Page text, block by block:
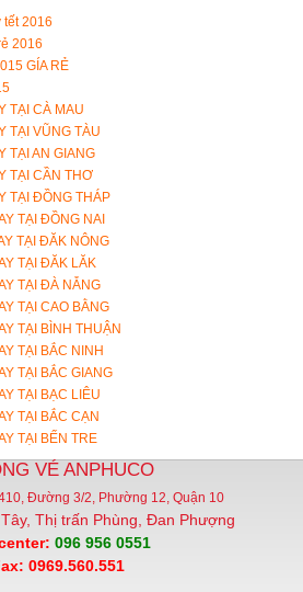
tết 2016
2016
GÍA RẺ
TẠI CÀ MAU
TẠI VŨNG TÀU
TẠI AN GIANG
TẠI CẦN THƠ
TẠI ĐỒNG THÁP
TẠI ĐỒNG NAI
TẠI ĐĂK NÔNG
TẠI ĐĂK LĂK
TẠI ĐÀ NẴNG
TẠI CAO BẰNG
TẠI BÌNH THUẬN
TẠI BẮC NINH
TẠI BẮC GIANG
TẠI BẠC LIÊU
TẠI BẮC CẠN
TẠI BẾN TRE
VÉ ANPHUCO
Đường 3/2, Phường 12, Quận 10
Thị trấn Phùng, Đan Phượng
096 956 0551
0969.560.551